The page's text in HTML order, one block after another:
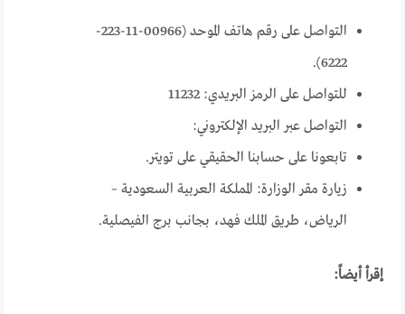
التواصل على رقم هاتف الموحد (00966-11-223-
6222).
للتواصل على الرمز البريدي: 11232
التواصل عبر البريد الإلكتروني:
تابعونا على حسابنا الحقيقي على تويتر.
زيارة مقر الوزارة: المملكة العربية السعودية –
الرياض، طريق الملك فهد، بجانب برج الفيصلية.
إقرأ أيضاً: